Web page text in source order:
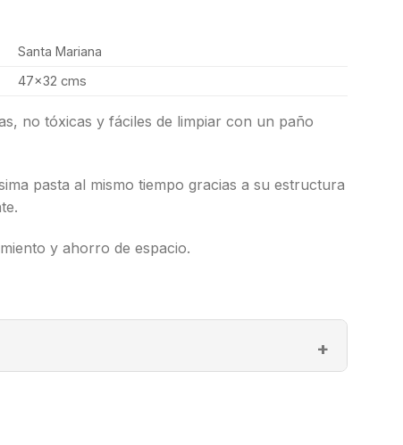
Santa Mariana
47×32 cms
no tóxicas y fáciles de limpiar con un paño
pasta al mismo tiempo gracias a su estructura
y ahorro de espacio.